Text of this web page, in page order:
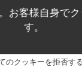
お客様自身で
す。
のクッキーを拒否す
Le Jéroboam